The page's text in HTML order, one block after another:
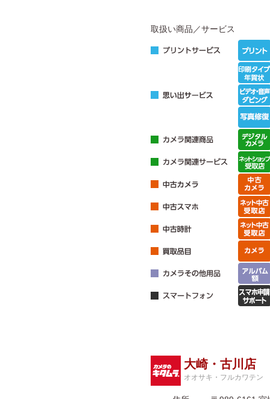
取扱い商品／サービス
大崎・古川店
オオサキ・フルカワテン